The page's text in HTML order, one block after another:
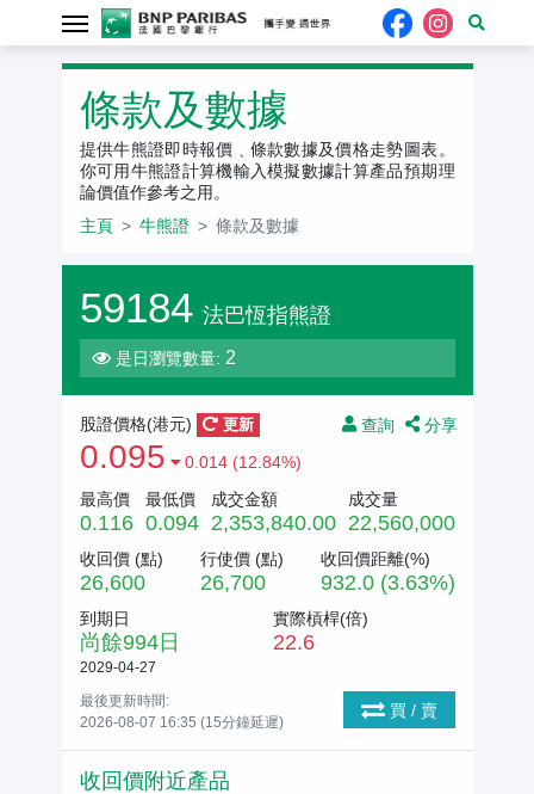
牛熊證
條款及數據
提供牛熊證即時報價﹑條款數據及價格走勢圖表。
你可用牛熊證計算機輸入模擬數據計算產品預期理
論價值作參考之用。
主頁
牛熊證 條款及數據
59184 法巴恆指熊證
是日瀏覽數量: 2
查詢 分享
股證價格(港元) 更新
0.095
0.014 (12.84%)
最高價
0.116
最低價
0.094
成交金額
2,353,840.00
成交量
22,560,000
收回價 (點)
26,600
行使價 (點)
26,700
收回價距離(%)
932.0 (3.63%)
到期日
尚餘994日
2029-04-27
實際槓桿(倍)
22.6
最後更新時間:
2026-08-07 16:35 (15分鐘延遲)
買 / 賣
收回價附近產品